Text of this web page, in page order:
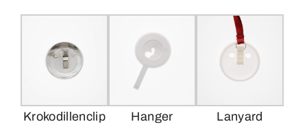
Krokodillenclip Hanger Lanyard